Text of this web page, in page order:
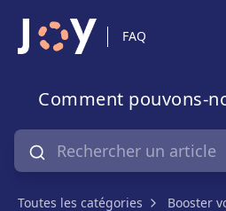
FAQ
Comment pouvons-
Toutes les catégories Booster